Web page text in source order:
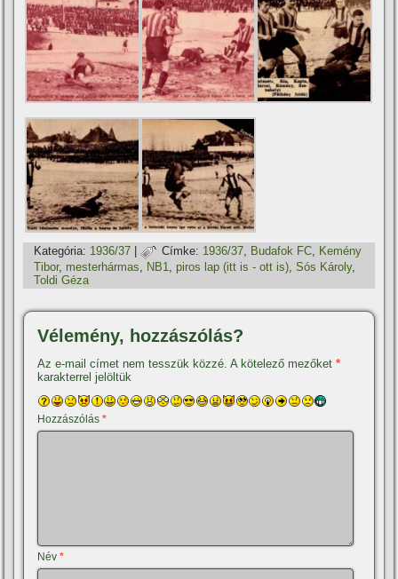
Kategória: 1936/37 | Címke: 1936/37, Budafok FC, Kemény
Tibor, mesterhármas NB1 ,piros lap (itt is - ott is) ,Sós Károly,
Toldi Géza
Vélemény, hozzászólás?
Az e-mail címet nem tesszük közzé. A kötelező mezőket*
karakterrel jelöltük
Hozzászólás*
Név*